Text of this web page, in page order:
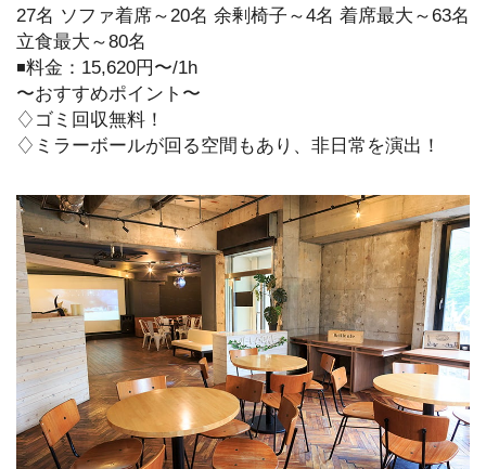
27名 ソファ着席～20名 余剰椅子～4名 着席最大～63名
立食最大～80名
◾️料金：15,620円〜/1h
〜おすすめポイント〜
♢ゴミ回収無料！
♢ミラーボールが回る空間もあり、非日常を演出！